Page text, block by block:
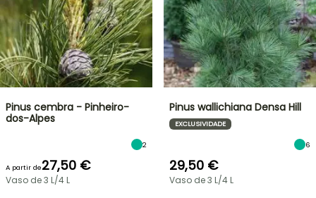
Pinus cembra - Pinheiro-
dos-Alpes
2
A partir de27,50 €
Vaso de 3 L/4 L
Pinus wallichiana Densa Hill
EXCLUSIVIDADE
6
29,50 €
Vaso de 3 L/4 L